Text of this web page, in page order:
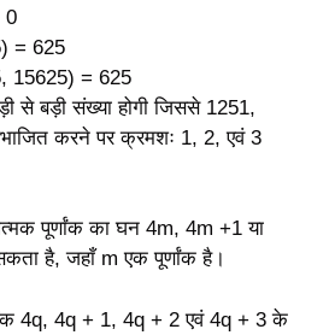
0
= 625
15625) = 625
से बड़ी संख्या होगी जिससे 1251,
करने पर क्रमशः 1, 2, एवं 3
पूर्णांक का घन 4m, 4m +1 या
है, जहाँ m एक पूर्णांक है।
4q, 4q + 1, 4q + 2 एवं 4q + 3 के